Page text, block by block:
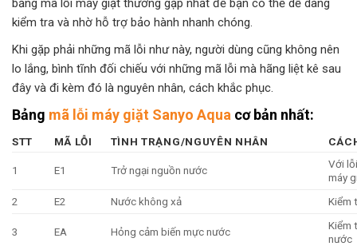
kiểm tra và nhờ hỗ trợ bảo hành nhanh chóng.
Khi gặp phải những mã lỗi như này, người dùng cũng không nên
lo lắng, bình tĩnh đối chiếu với những mã lỗi mà hãng liệt kê sau
đây và đi kèm đó là nguyên nhân, cách khắc phục.
Bảng mã lỗi máy giặt Sanyo Aqua cơ bản nhất:
STT MÃ LỖI TÌNH TRẠNG/NGUYÊN NHÂN
1 E1 Trở ngại nguồn nước
Với
máy
2
E2 Nước không xả Kiểm
3 EA Hỏng cảm biến mực nước
Kiểm
nước